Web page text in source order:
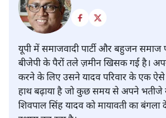
यूपी में समाजवादी पार्टी और बहुजन समाज
बीजेपी के पैरों तले ज़मीन खिसक गई है।
करने के लिए उसने यादव परिवार के एक ऐसे
हाथ बढ़ाया है जो कुछ समय से अपने भतीजे
शिवपाल सिंह यादव को मायावती का बंगला